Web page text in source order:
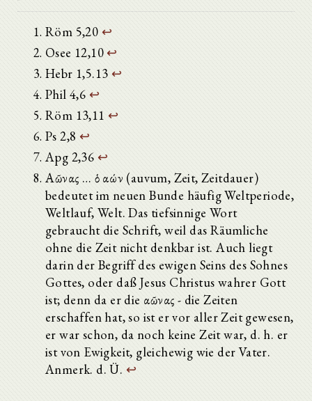
Röm 5,20 ↩
Osee 12,10 ↩
Hebr 1,5.13 ↩
Phil 4,6 ↩
Röm 13,11 ↩
Ps 2,8 ↩
Apg 2,36 ↩
Αἰῶνας … ὁ αἰών (auvum, Zeit, Zeitdauer)
bedeutet im neuen Bunde häufig Weltperiode,
Weltlauf, Welt. Das tiefsinnige Wort
gebraucht die Schrift, weil das Räumliche
ohne die Zeit nicht denkbar ist. Auch liegt
darin der Begriff des ewigen Seins des Sohnes
Gottes, oder daß Jesus Christus wahrer Gott
ist; denn da er die αἰῶνας - die Zeiten
erschaffen hat, so ist er vor aller Zeit gewesen,
er war schon, da noch keine Zeit war, d. h. er
ist von Ewigkeit, gleichewig wie der Vater.
Anmerk. d. Ü. ↩